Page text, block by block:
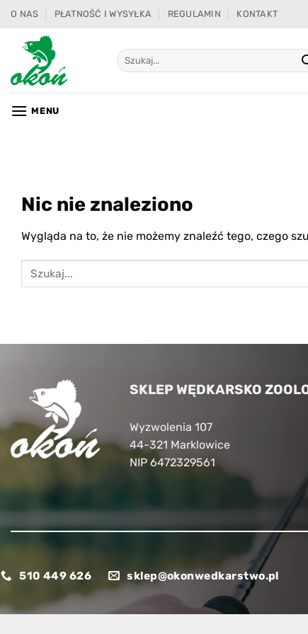
Przewiń
zawartości
O NAS PŁATNOŚĆ I WYSYŁKA REGULAMIN KONTAKT
Szukaj:
MENU
Nic nie znaleziono
Wygląda na to, że nie możemy znaleźć tego, czego
SKLEP WĘDKARSKO
Wyzwolenia 107
44-321 Marklowice
NIP 6472329561
510 449 626 sklep@okonwedkarstwo.pl